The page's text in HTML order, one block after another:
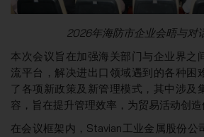
2026年海防市企业会晤与对
本次会议旨在加强海关部门与企业界之
流平台，解决进出口领域遇到的各种困
了各项新政策及新管理模式，其中涉及
容，旨在提升管理效率，为贸易活动创造
在会议框架内，Stavian工业金属股份公